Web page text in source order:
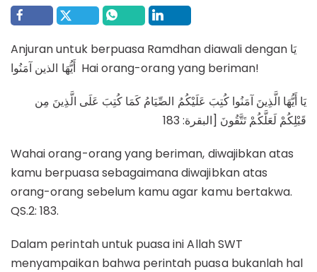
Anjuran untuk berpuasa Ramdhan diawali dengan يَا
أَيُّهَا الذين آمَنُوا Hai orang-orang yang beriman!
يَا أَيُّهَا الَّذِينَ آمَنُوا كُتِبَ عَلَيْكُمُ الصِّيَامُ كَمَا كُتِبَ عَلَى الَّذِينَ مِن
قَبْلِكُمْ لَعَلَّكُمْ تَتَّقُونَ [البقرة: 183
Wahai orang-orang yang beriman, diwajibkan atas
kamu berpuasa sebagaimana diwajibkan atas
orang-orang sebelum kamu agar kamu bertakwa.
QS.2: 183.
Dalam perintah untuk puasa ini Allah SWT
menyampaikan bahwa perintah puasa bukanlah hal